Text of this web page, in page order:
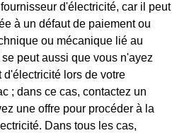
d'électricité, car il peut
à un défaut de paiement ou
ou mécanique lié au
peut aussi que vous n'ayez
d'électricité lors de votre
; dans ce cas, contactez un
une offre pour procéder à la
Dans tous les cas,